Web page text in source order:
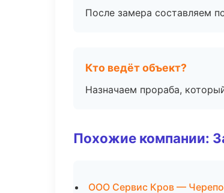
После замера составляем
Кто ведёт объект?
Назначаем прораба,
Похожие компании:
ООО Сервис Кров —